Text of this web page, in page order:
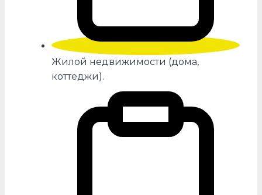
Жилой недвижимости (дома,
коттеджи).